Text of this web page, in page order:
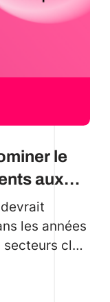
le
aux
devrait
les années
clés